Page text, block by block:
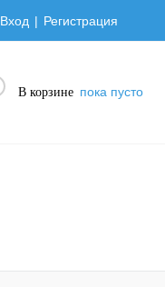
Вход Регистрация
В корзине пока пусто